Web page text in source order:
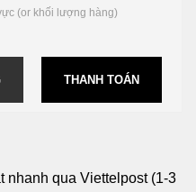
(or khối lượng hàng)
THANH TOÁN
nhanh qua Viettelpost (1-3